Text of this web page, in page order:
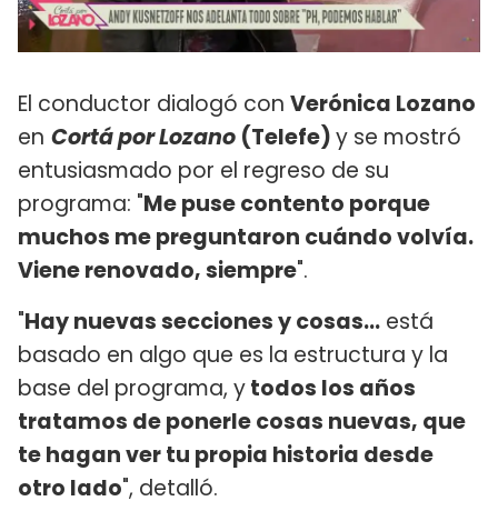
El conductor dialogó con Verónica Lozano
en Cortá por Lozano (Telefe)y se mostró
entusiasmado por el regreso de su
programa: "Me puse contento porque
muchos me preguntaron cuándo volvía.
Viene renovado, siempre".
"Hay nuevas secciones y cosas... está
basado en algo que es la estructura y la
base del programa, ytodos los años
tratamos de ponerle cosas nuevas, que
te hagan ver tu propia historia desde
otro lado", detalló.